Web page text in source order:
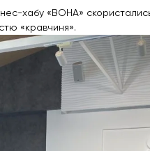
хабу «ВОНА»
«кравчиня».